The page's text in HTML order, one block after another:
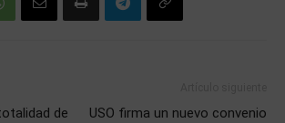
de
USO firma un nuevo convenio